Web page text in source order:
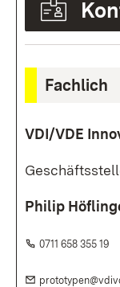
Fachlich
VDI/VDE
Philip
Telefon:
0711 658 355 19
E-Mail: